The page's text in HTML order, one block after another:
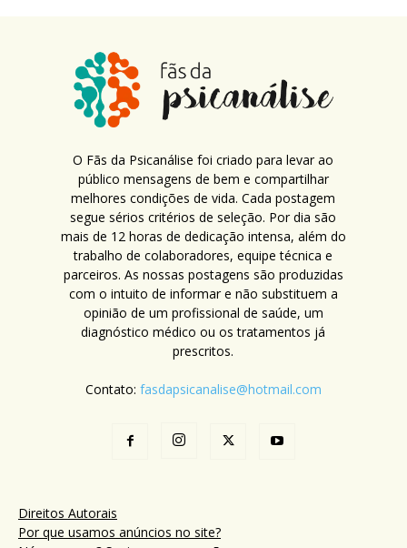
O Fãs da Psicanálise foi criado para levar ao
público mensagens de bem e compartilhar
melhores condições de vida. Cada postagem
segue sérios critérios de seleção. Por dia são
mais de 12 horas de dedicação intensa, além do
trabalho de colaboradores, equipe técnica e
parceiros. As nossas postagens são produzidas
com o intuito de informar e não substituem a
opinião de um profissional de saúde, um
diagnóstico médico ou os tratamentos já
prescritos.
Contato: fasdapsicanalise@hotmail.com
Direitos Autorais
Por que usamos anúncios no site?